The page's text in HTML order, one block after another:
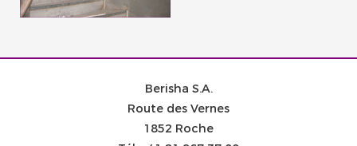
Berisha S.A.
Route des Vernes
1852 Roche